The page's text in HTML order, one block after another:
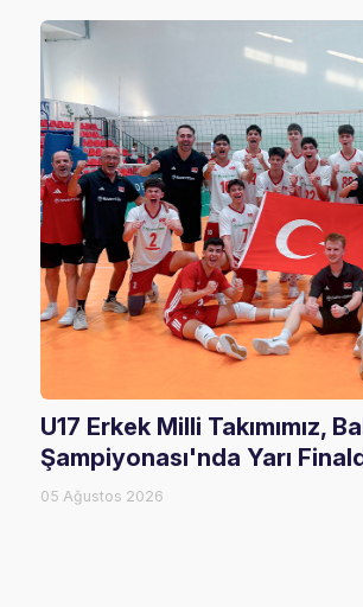
U17 Erkek Milli Takımımız,
Şampiyonası'nda Yarı
05 Ağustos 2026